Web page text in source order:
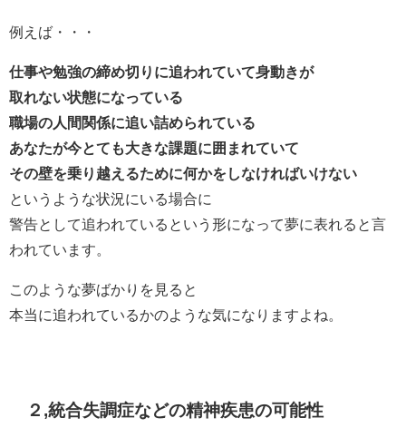
例えば・・・
仕事や勉強の締め切りに追われていて身動きが
取れない状態になっている
職場の人間関係に追い詰められている
あなたが今とても大きな課題に囲まれていて
その壁を乗り越えるために何かをしなければいけない
というような状況にいる場合に
警告として追われているという形になって夢に表れると言
われています。
このような夢ばかりを見ると
本当に追われているかのような気になりますよね。
２,統合失調症などの精神疾患の可能性